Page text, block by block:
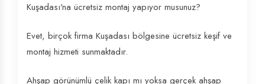
Kuşadası'na ücretsiz montaj yapıyor musunuz?
Evet, birçok firma Kuşadası bölgesine ücretsiz keşif ve
montaj hizmeti sunmaktadır.
Ahşap görünümlü çelik kapı mı yoksa gerçek ahşap